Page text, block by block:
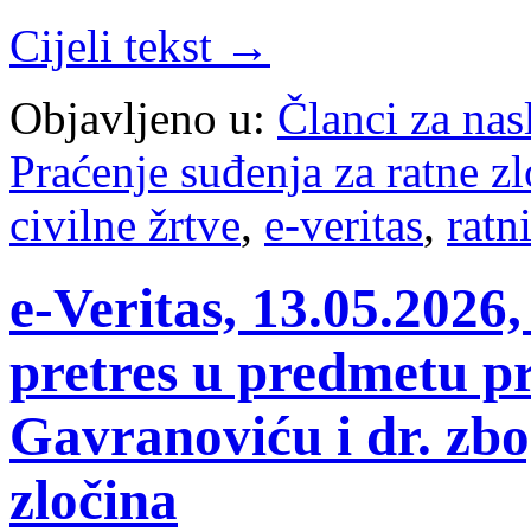
Cijeli tekst →
Objavljeno u: Članci za
Praćenje suđenja za ratne
civilne žrtve, e-veritas,
e-Veritas,
pretres u predmetu
Gavranoviću i dr.
zločina